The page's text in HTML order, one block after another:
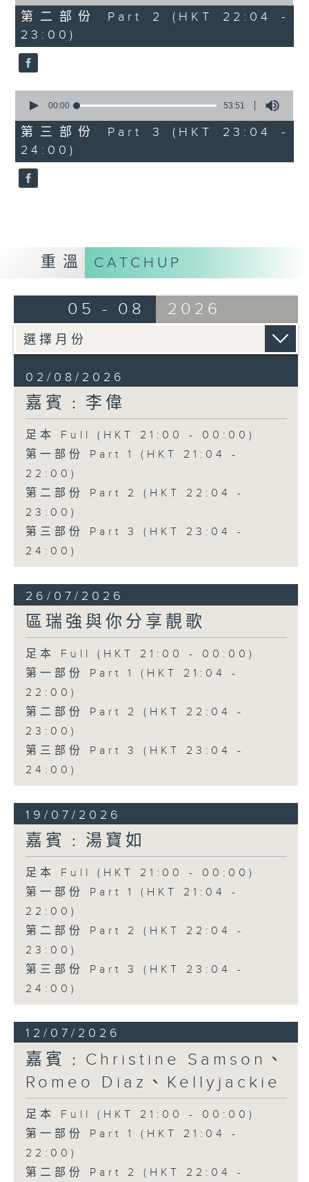
53
minutes,
59
seconds
第二部份 Part 2 (HKT 22:04 -
23:00)
seconds
53
minutes,
51
seconds
00:00 53:51
第三部份 Part 3 (HKT 23:04 -
24:00)
重溫 CATCHUP
05 - 08 2026
02/08/2026
嘉賓﹕李偉
足本 Full (HKT 21:00 - 00:00)
第一部份 Part 1 (HKT 21:04 -
22:00)
第二部份 Part 2 (HKT 22:04 -
23:00)
第三部份 Part 3 (HKT 23:04 -
24:00)
26/07/2026
區瑞強與你分享靚歌
足本 Full (HKT 21:00 - 00:00)
第一部份 Part 1 (HKT 21:04 -
22:00)
第二部份 Part 2 (HKT 22:04 -
23:00)
第三部份 Part 3 (HKT 23:04 -
24:00)
19/07/2026
嘉賓﹕湯寶如
足本 Full (HKT 21:00 - 00:00)
第一部份 Part 1 (HKT 21:04 -
22:00)
第二部份 Part 2 (HKT 22:04 -
23:00)
第三部份 Part 3 (HKT 23:04 -
24:00)
12/07/2026
嘉賓﹕Christine Samson、
Romeo Diaz、Kellyjackie
足本 Full (HKT 21:00 - 00:00)
第一部份 Part 1 (HKT 21:04 -
22:00)
第二部份 Part 2 (HKT 22:04 -